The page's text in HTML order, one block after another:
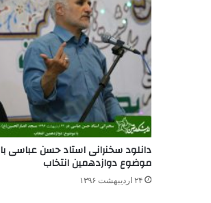
دانلود سخنرانی استاد حسن عباسی با
موضوع دوازدهمین انتخاب
۲۴ اردیبهشت ۱۳۹۶